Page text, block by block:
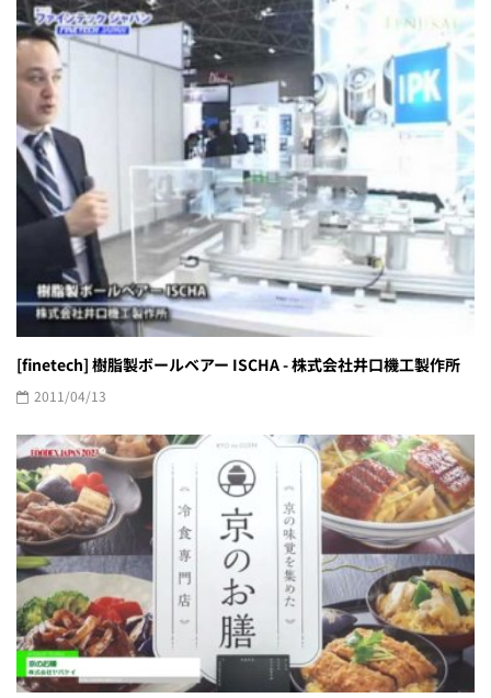
[finetech] 樹脂製ボールベアー ISCHA - 株式会社井口機工製作所
2011/04/13